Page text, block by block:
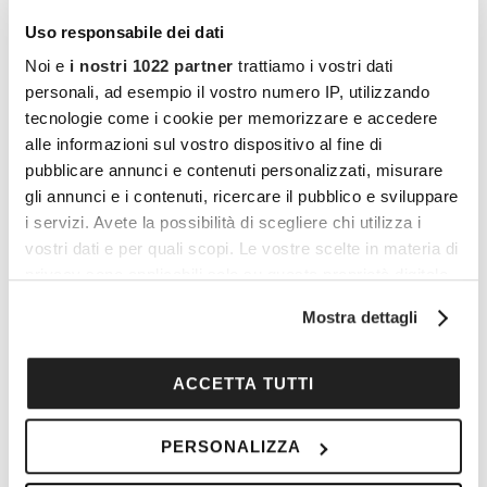
Uso responsabile dei dati
Noi e i nostri 1022 partner trattiamo i vostri dati
personali, ad esempio il vostro numero IP, utilizzando
tecnologie come i cookie per memorizzare e accedere
alle informazioni sul vostro dispositivo al fine di
pubblicare annunci e contenuti personalizzati, misurare
gli annunci e i contenuti, ricercare il pubblico e sviluppare
i servizi. Avete la possibilità di scegliere chi utilizza i
vostri dati e per quali scopi. Le vostre scelte in materia di
modificare o revocare il proprio consenso in qualsiasi
sull'icona di attivazione della privacy.
raccogliere informazioni sulla tua posizione
Mostra dettagli
ACCETTA TUTTI
PERSONALIZZA
disposizioni testamentarie. È importante notare
che eventuali correzioni o cancellature
dovrebbero essere evitate, in quanto possono
sollevare dubbi sulla chiarezza delle intenzioni
del testatore.
Vuoi commentare l’articolo? Iscriviti
discussione.
Cocooners è una community che aggrega
persone appassionate, piene di interessi e
gratitudine nei confronti della vita, per offrire
loro esperienze di socialità e risorse per vivere